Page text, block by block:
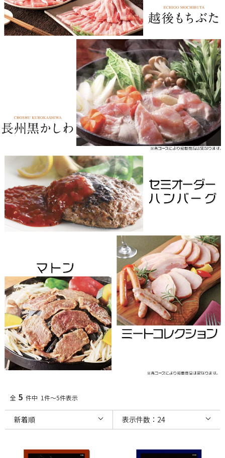
全 5 件中 1件～5件表示